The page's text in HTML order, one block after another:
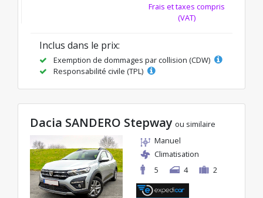
Frais et taxes compris
(VAT)
Inclus dans le prix:
Exemption de dommages par collision (CDW)
Responsabilité civile (TPL)
Dacia SANDERO Stepway ou similaire
Manuel
Climatisation
5
4 2